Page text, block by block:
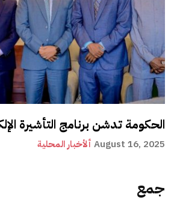
الحكومة تدشن برنامج التأشيرة
ألأخبار المحلية August 16, 2025
جمع